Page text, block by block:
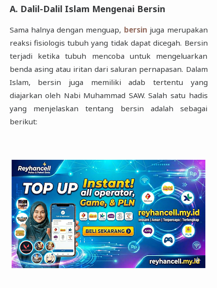
A. Dalil-Dalil Islam Mengenai Bersin
Sama halnya dengan menguap, bersin juga merupakan
reaksi fisiologis tubuh yang tidak dapat dicegah. Bersin
terjadi ketika tubuh mencoba untuk mengeluarkan
benda asing atau iritan dari saluran pernapasan. Dalam
Islam, bersin juga memiliki adab tertentu yang
diajarkan oleh Nabi Muhammad SAW. Salah satu hadis
yang menjelaskan tentang bersin adalah sebagai
berikut: